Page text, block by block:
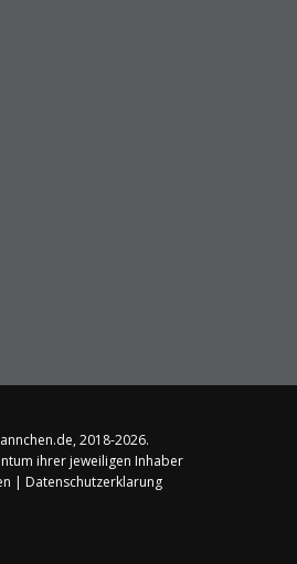
, 2018-2026.
ihrer jeweiligen Inhaber
| Datenschutzerklarung